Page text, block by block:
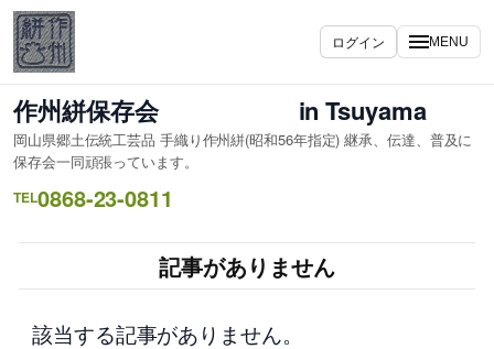
内
容
を
ス
キ
ッ
プ
ログイン MENU
作州絣保存会 in Tsuyama
岡山県郷土伝統工芸品 手織り作州絣(昭和56年指定) 継承、伝達、普及に
保存会一同頑張っています。
TEL0868-23-0811
記事がありません
該当する記事がありません。